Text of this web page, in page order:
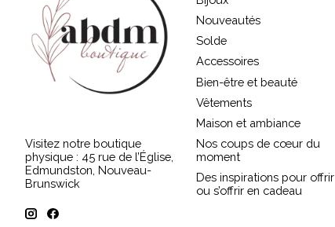
Visitez notre boutique
physique : 45 rue de l’Église,
Edmundston, Nouveau-
Brunswick
Nouveautés
Solde
Accessoires
Bien-être et beauté
Vêtements
Maison et ambiance
Nos coups de cœur du
moment
Des inspirations pour offrir
ou s’offrir en cadeau